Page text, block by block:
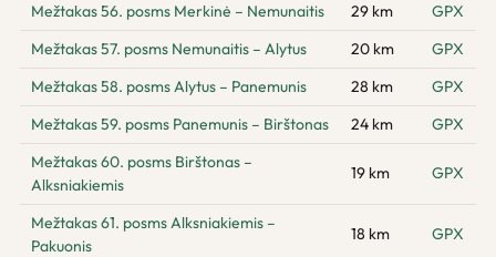
Mežtakas 56. posms Merkinė – Nemunaitis
29 km
GPX
Mežtakas 57. posms Nemunaitis – Alytus
20 km
GPX
Mežtakas 58. posms Alytus – Panemunis
28 km
GPX
Mežtakas 59. posms Panemunis – Birštonas
24 km
GPX
Mežtakas 60. posms Birštonas –
Alksniakiemis
19 km GPX
Mežtakas 61. posms Alksniakiemis –
Pakuonis
18 km GPX